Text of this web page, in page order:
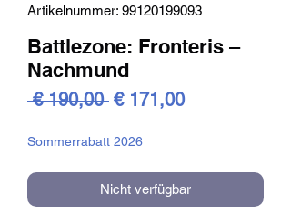
Artikelnummer: 99120199093
Battlezone: Fronteris –
Nachmund
€ 190,00 Standardpreis
€ 171,00Sale-
Sommerrabatt 2026
Nicht verfügbar